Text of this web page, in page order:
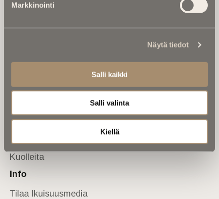
Markkinointi
Näytä tiedot
Salli kaikki
Salli valinta
Kiellä
Anna palautetta
Muistokirjoituksia
Kuolema koskettaa
Asiantuntijoilta
Kuolleita
Info
Tilaa Ikuisuusmedia